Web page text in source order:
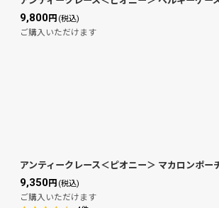
9,800円 (税込)
ご購入いただけます
アンティークレース＜ピオニー＞ マカロンポー
9,350円 (税込)
ご購入いただけます